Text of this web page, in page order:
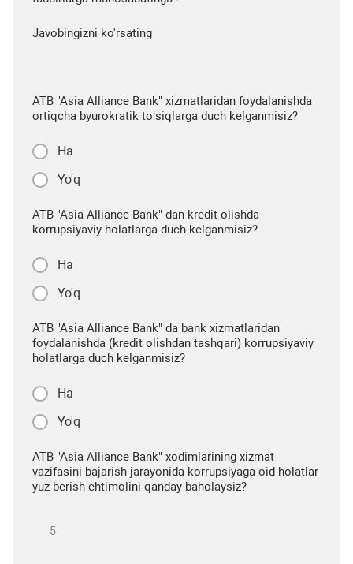
Javobingizni ko'rsating
ATB "Asia Alliance Bank" xizmatlaridan foydalanishda
ortiqcha byurokratik to‘siqlarga duch kelganmisiz?
Ha
Yo'q
ATB "Asia Alliance Bank" dan kredit olishda
korrupsiyaviy holatlarga duch kelganmisiz?
Ha
Yo'q
ATB "Asia Alliance Bank" da bank xizmatlaridan
foydalanishda (kredit olishdan tashqari) korrupsiyaviy
holatlarga duch kelganmisiz?
Ha
Yo'q
ATB "Asia Alliance Bank" xodimlarining xizmat
vazifasini bajarish jarayonida korrupsiyaga oid holatlar
yuz berish ehtimolini qanday baholaysiz?